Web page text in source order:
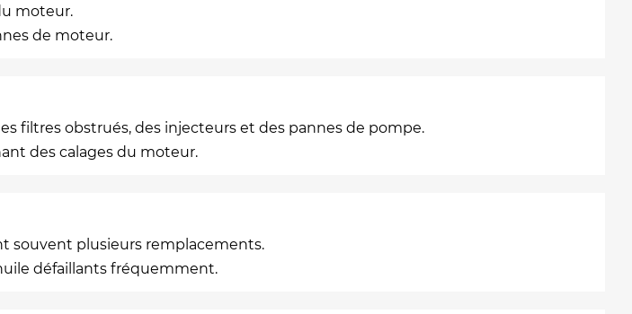
moteur.
de moteur.
filtres obstrués, des injecteurs et des pannes de pompe.
des calages du moteur.
souvent plusieurs remplacements.
défaillants fréquemment.